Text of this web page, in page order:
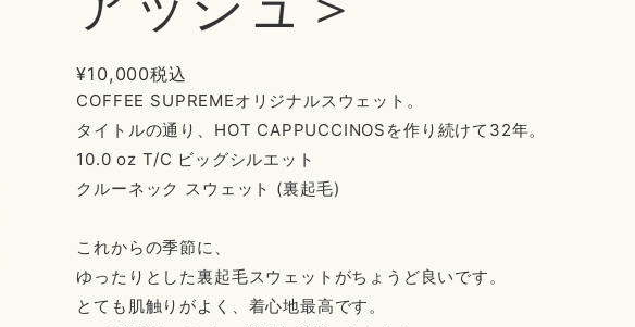
¥10,000税込
COFFEE SUPREMEオリジナルスウェット。
タイトルの通り、HOT CAPPUCCINOSを作り続けて32年。
10.0 oz T/C ビッグシルエット
クルーネック スウェット (裏起毛)
これからの季節に、
ゆったりとした裏起毛スウェットがちょうど良いです。
とても肌触りがよく、着心地最高です。